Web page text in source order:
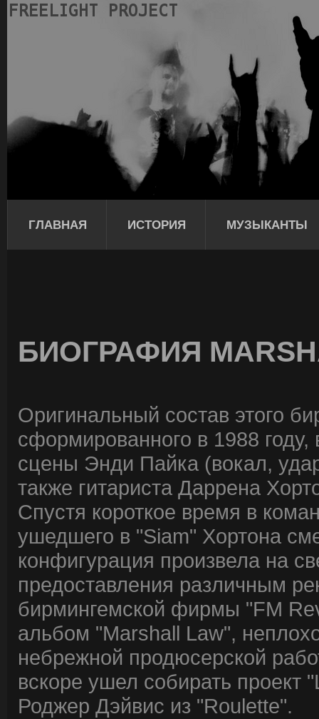
ГЛАВНАЯ ИСТОРИЯ МУЗЫКАНТЫ
БИОГРАФИЯ
Оригинальный состав этого
сформированного в 1988
сцены Энди Пайка (вокал,
также гитариста Даррена
Спустя короткое время в
ушедшего в "Siam" Хортона
конфигурация произвела на
предоставления различным
бирмингемской фирмы "FM
альбом "Marshall Law",
небрежной продюсерской
вскоре ушел собирать проект
Роджер Дэйвис из "Roulette".